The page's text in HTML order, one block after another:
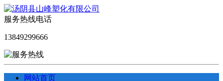
服务热线电话
13849299666
网站首页